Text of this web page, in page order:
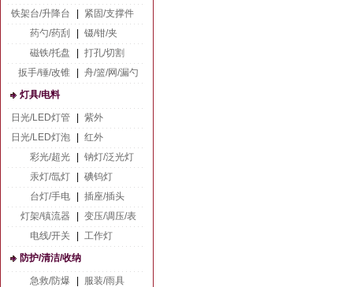
铁架台/升降台
紧固/支撑件
药勺/药刮
镊/钳/夹
磁铁/托盘
打孔/切割
扳手/锤/改锥
舟/篮/网/漏勺
灯具/电料
日光/LED灯管
紫外
日光/LED灯泡
红外
彩光/超光
钠灯/泛光灯
汞灯/氙灯
碘钨灯
台灯/手电
插座/插头
灯架/镇流器
变压/调压/表
电线/开关
工作灯
防护/清洁/收纳
急救/防爆
服装/雨具